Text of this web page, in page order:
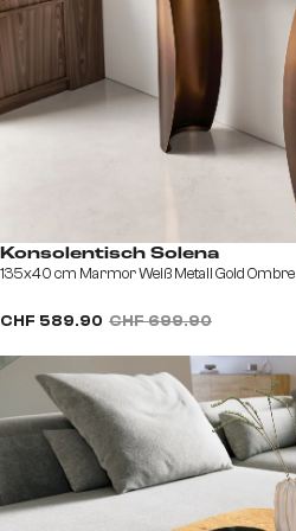
Konsolentisch Solena
135x40 cm Marmor Weiß Metall Gold Ombre
CHF 589.90 CHF 699.90